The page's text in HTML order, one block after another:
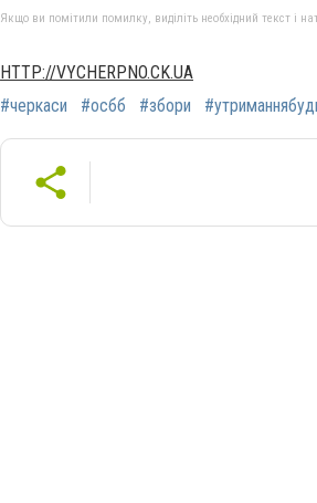
Якщо ви помітили помилку, виділіть необхідний текст і
HTTP://VYCHERPNO.CK.UA
#черкаси
#осбб #збори